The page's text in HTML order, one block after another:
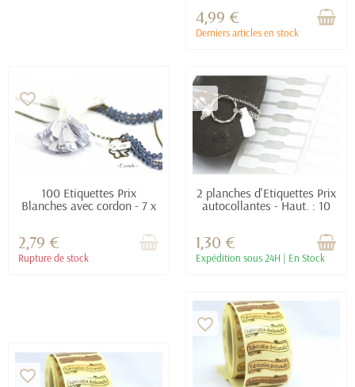
4,99 €
Derniers articles en stock
favorite_border
100 Etiquettes Prix
Blanches avec cordon - 7 x
2,79 €
Rupture de stock
favorite_border
2 planches d'Etiquettes Prix
autocollantes - Haut. : 10
1,30 €
Expédition sous 24H | En Stock
favorite_border
favorite_border